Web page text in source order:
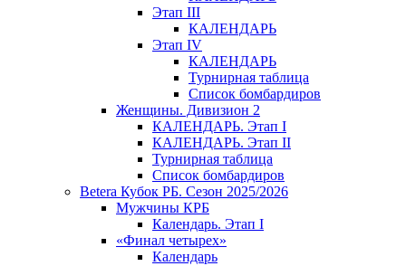
Этап III
КАЛЕНДАРЬ
Этап IV
КАЛЕНДАРЬ
Турнирная таблица
Список бомбардиров
Женщины. Дивизион 2
КАЛЕНДАРЬ. Этап I
КАЛЕНДАРЬ. Этап II
Турнирная таблица
Список бомбардиров
Betera Кубок РБ. Сезон 2025/2026
Мужчины КРБ
Календарь. Этап I
«Финал четырех»
Календарь